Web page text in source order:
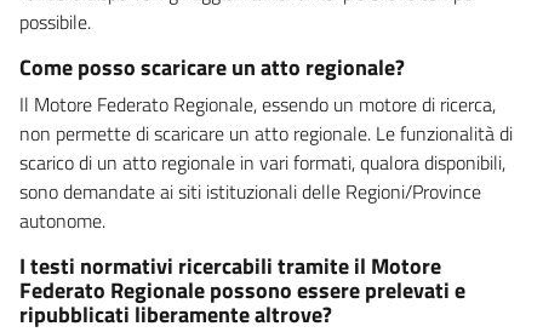
possibile.
Come posso scaricare un atto regionale?
Il Motore Federato Regionale, essendo un motore di ricerca,
non permette di scaricare un atto regionale. Le funzionalità di
scarico di un atto regionale in vari formati, qualora disponibili,
sono demandate ai siti istituzionali delle Regioni/Province
autonome.
I testi normativi ricercabili tramite il Motore
Federato Regionale possono essere prelevati e
ripubblicati liberamente altrove?